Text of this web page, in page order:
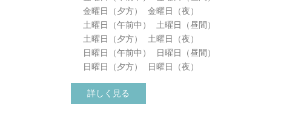
金曜日（夕方）
金曜日（夜）
土曜日（午前中）
土曜日（昼間）
土曜日（夕方）
土曜日（夜）
日曜日（午前中）
日曜日（昼間）
日曜日（夕方）
日曜日（夜）
詳しく見る